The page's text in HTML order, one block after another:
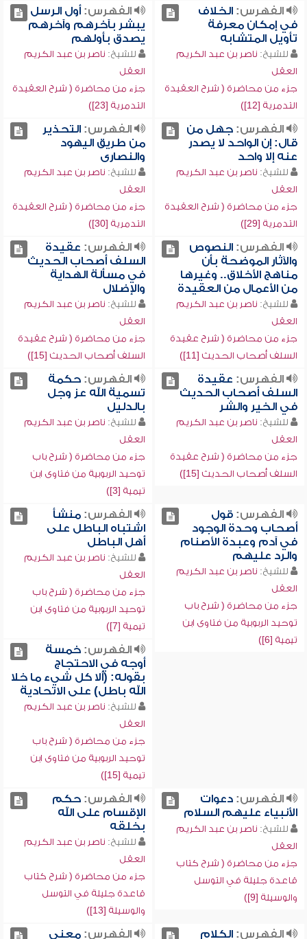
الفهرس:الخلاف
في إمكان معرفة
تأويل المتشابه
للشيخ: ناصر بن عبد الكريم
العقل
جزء من محاضرة ( شرح العقيدة
التدمرية [12])
الفهرس:أول الرسل
يبشر بآخرهم وآخرهم
يصدق بأولهم
للشيخ: ناصر بن عبد الكريم
العقل
جزء من محاضرة ( شرح العقيدة
التدمرية [23])
الفهرس:جهل من
قال: إن الواحد لا يصدر
عنه إلا واحد
للشيخ: ناصر بن عبد الكريم
العقل
جزء من محاضرة ( شرح العقيدة
التدمرية [29])
الفهرس:التحذير
من طريق اليهود
والنصارى
للشيخ: ناصر بن عبد الكريم
العقل
جزء من محاضرة ( شرح العقيدة
التدمرية [30])
الفهرس:النصوص
والآثار الموضحة بأن
مناهج الأخلاق.. وغيرها
من الأعمال من العقيدة
للشيخ: ناصر بن عبد الكريم
العقل
جزء من محاضرة ( شرح عقيدة
السلف أصحاب الحديث [11])
الفهرس: عقيدة
السلف أصحاب الحديث
في مسألة الهداية
والإضلال
للشيخ: ناصر بن عبد الكريم
العقل
جزء من محاضرة ( شرح عقيدة
السلف أصحاب الحديث [15])
الفهرس: عقيدة
السلف أصحاب الحديث
في الخير والشر
للشيخ: ناصر بن عبد الكريم
العقل
جزء من محاضرة ( شرح عقيدة
السلف أصحاب الحديث [15])
الفهرس:حكمة
تسمية الله عز وجل
بالدليل
للشيخ: ناصر بن عبد الكريم
العقل
جزء من محاضرة ( شرح باب
توحيد الربوبية من فتاوى ابن
تيمية [3])
الفهرس:قول
أصحاب وحدة الوجود
في آدم وعبدة الأصنام
والرد عليهم
للشيخ: ناصر بن عبد الكريم
العقل
جزء من محاضرة ( شرح باب
توحيد الربوبية من فتاوى ابن
تيمية [6])
الفهرس:منشأ
اشتباه الباطل على
أهل الباطل
للشيخ: ناصر بن عبد الكريم
العقل
جزء من محاضرة ( شرح باب
توحيد الربوبية من فتاوى ابن
تيمية [7])
الفهرس:خمسة
أوجه في الاحتجاج
بقوله: (ألا كل شيء ما خلا
الله باطل) على الاتحادية
للشيخ: ناصر بن عبد الكريم
العقل
جزء من محاضرة ( شرح باب
توحيد الربوبية من فتاوى ابن
تيمية [15])
الفهرس:دعوات
الأنبياء عليهم السلام
للشيخ: ناصر بن عبد الكريم
العقل
جزء من محاضرة ( شرح كتاب
قاعدة جليلة في التوسل
والوسيلة [9])
الفهرس:حكم
الإقسام على الله
بخلقه
للشيخ: ناصر بن عبد الكريم
العقل
جزء من محاضرة ( شرح كتاب
قاعدة جليلة في التوسل
والوسيلة [13])
الفهرس:الكلام الفهرس:معنى